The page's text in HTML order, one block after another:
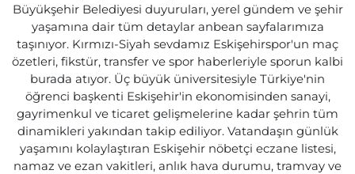
Büyükşehir Belediyesi duyuruları, yerel gündem ve şehir
yaşamına dair tüm detaylar anbean sayfalarımıza
taşınıyor. Kırmızı-Siyah sevdamız Eskişehirspor'un maç
özetleri, fikstür, transfer ve spor haberleriyle sporun kalbi
burada atıyor. Üç büyük üniversitesiyle Türkiye'nin
öğrenci başkenti Eskişehir'in ekonomisinden sanayi,
gayrimenkul ve ticaret gelişmelerine kadar şehrin tüm
dinamikleri yakından takip ediliyor. Vatandaşın günlük
yaşamını kolaylaştıran Eskişehir nöbetçi eczane listesi,
namaz ve ezan vakitleri, anlık hava durumu, tramvay ve